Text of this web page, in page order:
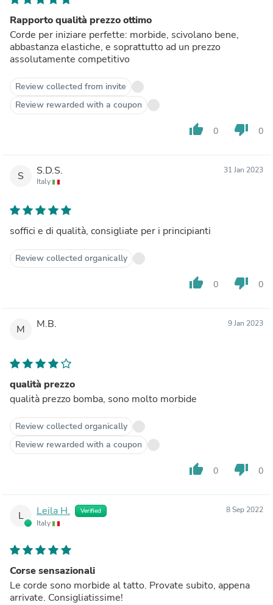
Rapporto qualità prezzo ottimo
Corde per iniziare perfette: morbide, scivolano bene,
abbastanza elastiche, e soprattutto ad un prezzo
assolutamente competitivo
Review collected from invite
Review rewarded with a coupon
thumb_up 0 thumb_down 0
S S.D.S.
Italy
31 Jan 2023
soffici e di qualità, consigliate per i principianti
Review collected organically
thumb_up 0 thumb_down 0
M M.B. 9 Jan 2023
qualità prezzo
qualità prezzo bomba, sono molto morbide
Review collected organically
Review rewarded with a coupon
thumb_up 0 thumb_down 0
L Leila H. Verified
Italy
8 Sep 2022
Corse sensazionali
Le corde sono morbide al tatto. Provate subito, appena
arrivate. Consigliatissime!